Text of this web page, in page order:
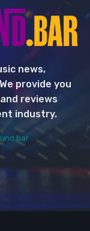
news,
provide you
reviews
industry.